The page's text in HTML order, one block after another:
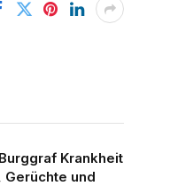
Krankheit
Gerüchte und